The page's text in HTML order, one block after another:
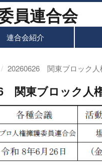
連合会紹介
20260626 関東ブロック人
関東ブロック人